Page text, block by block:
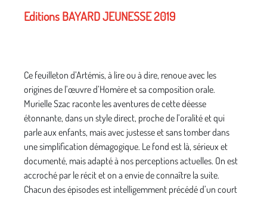
Editions BAYARD JEUNESSE 2019
Ce feuilleton d’Artémis, à lire ou à dire, renoue avec les
origines de l’œuvre d’Homère et sa composition orale.
Murielle Szac raconte les aventures de cette déesse
étonnante, dans un style direct, proche de l’oralité et qui
parle aux enfants, mais avec justesse et sans tomber dans
une simplification démagogique. Le fond est là, sérieux et
documenté, mais adapté à nos perceptions actuelles. On est
accroché par le récit et on a envie de connaître la suite.
Chacun des épisodes est intelligemment précédé d’un court